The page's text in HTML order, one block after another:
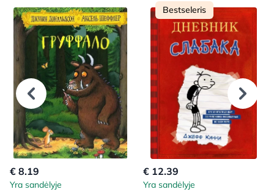
€ 8.19
Yra sandėlyje
Bestseleris
€ 12.39
Yra sandėlyje